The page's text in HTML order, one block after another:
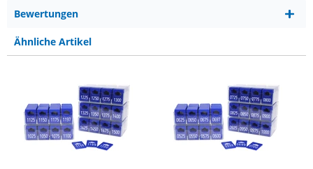
Bewertungen
Ähnliche Artikel